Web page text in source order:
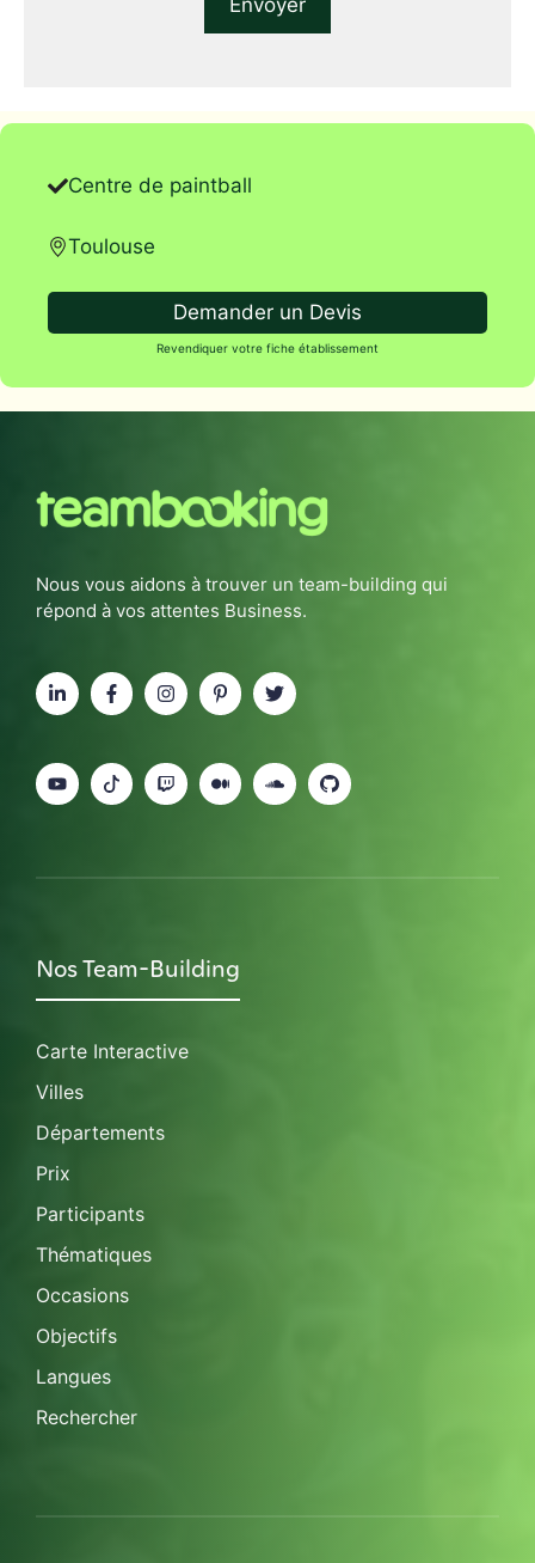
Centre de paintball
Toulouse
Demander un Devis
Revendiquer votre fiche établissement
Nous vous aidons à trouver un team-building qui
répond à vos attentes Business.
Nos Team-Building
Carte Interactive
Villes
Départements
Prix
Participants
Thématiques
Occasions
Objectifs
Langues
Rechercher